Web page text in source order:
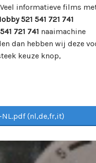
informatieve films
521 541 721 741
721 741 naaimachine
dan hebben wij deze
keuze knop,
NL.pdf (nl,de,fr,it)